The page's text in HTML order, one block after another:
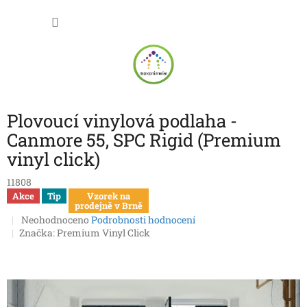
Plovoucí vinylová podlaha -
Canmore 55, SPC Rigid (Premium
vinyl click)
11808
Akce Tip Vzorek na
prodejně v Brně
Průměrné
hodnocení
Neohodnoceno Podrobnosti hodnocení
Značka:Premium Vinyl Click